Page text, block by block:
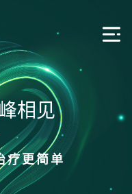
相见
疗更简单